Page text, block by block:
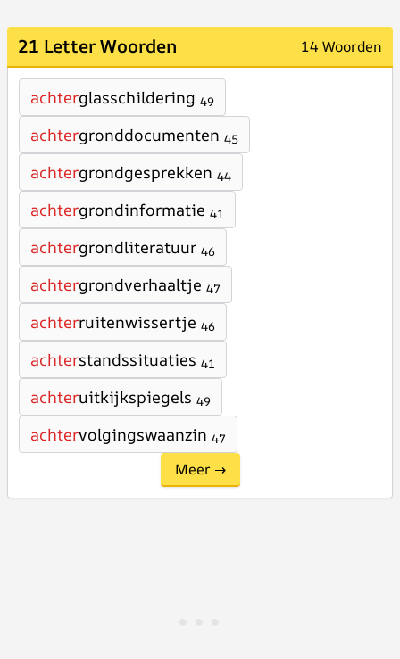
21 Letter Woorden 14 Woorden
achterglasschildering 49
achtergronddocumenten 45
achtergrondgesprekken 44
achtergrondinformatie 41
achtergrondliteratuur 46
achtergrondverhaaltje 47
achterruitenwissertje 46
achterstandssituaties 41
achteruitkijkspiegels 49
achtervolgingswaanzin 47
Meer →